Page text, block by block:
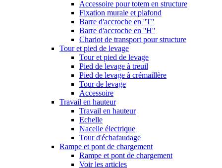
Accessoire pour totem en structure
Fixation murale et plafond
Barre d'accroche en ''T''
Barre d'accroche en ''H''
Chariot de transport pour structure
Tour et pied de levage
Tour et pied de levage
Pied de levage à treuil
Pied de levage à crémaillère
Tour de levage
Accessoire
Travail en hauteur
Travail en hauteur
Echelle
Nacelle électrique
Tour d'échafaudage
Rampe et pont de chargement
Rampe et pont de chargement
Voir les articles